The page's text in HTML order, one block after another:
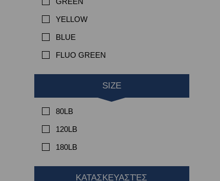
YELLOW
BLUE
FLUO GREEN
SIZE
80LB
120LB
180LB
ΚΑΤΑΣΚΕΥΑΣΤΈΣ